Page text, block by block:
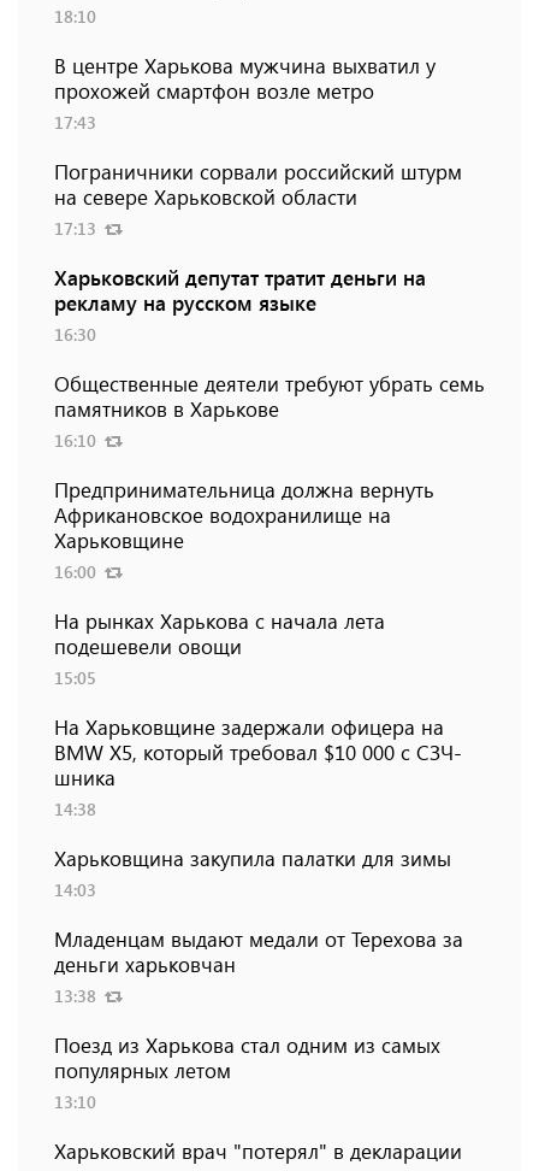
18:10
В центре Харькова мужчина выхватил у
прохожей смартфон возле метро
17:43
Пограничники сорвали российский штурм
на севере Харьковской области
17:13
Харьковский депутат тратит деньги на
рекламу на русском языке
16:30
Общественные деятели требуют убрать семь
памятников в Харькове
16:10
Предпринимательница должна вернуть
Африкановское водохранилище на
Харьковщине
16:00
На рынках Харькова с начала лета
подешевели овощи
15:05
На Харьковщине задержали офицера на
BMW Х5, который требовал $10 000 с СЗЧ-
шника
14:38
Харьковщина закупила палатки для зимы
14:03
Младенцам выдают медали от Терехова за
деньги харьковчан
13:38
Поезд из Харькова стал одним из самых
популярных летом
13:10
Харьковский врач "потерял" в декларации